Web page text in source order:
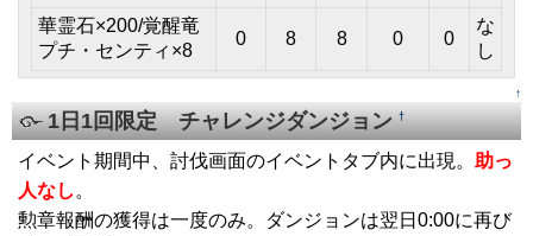
華霊石×200/覚醒竜
プチ・センティ×8
0 8 8 0 0
な
し
↑
1日1回限定 チャレンジダンジョン†
イベント期間中、討伐画面のイベントタブ内に出現。 助っ
人なし。
勲章報酬の獲得は一度のみ。ダンジョンは翌日0:00に再び